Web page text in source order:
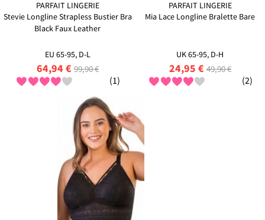
PARFAIT LINGERIE
Stevie Longline Strapless Bustier Bra
Black Faux Leather
EU 65-95, D-L
64,94 € 99,90 €
(1)
PARFAIT LINGERIE
Mia Lace Longline Bralette Bare
UK 65-95, D-H
24,95 € 49,90 €
(2)